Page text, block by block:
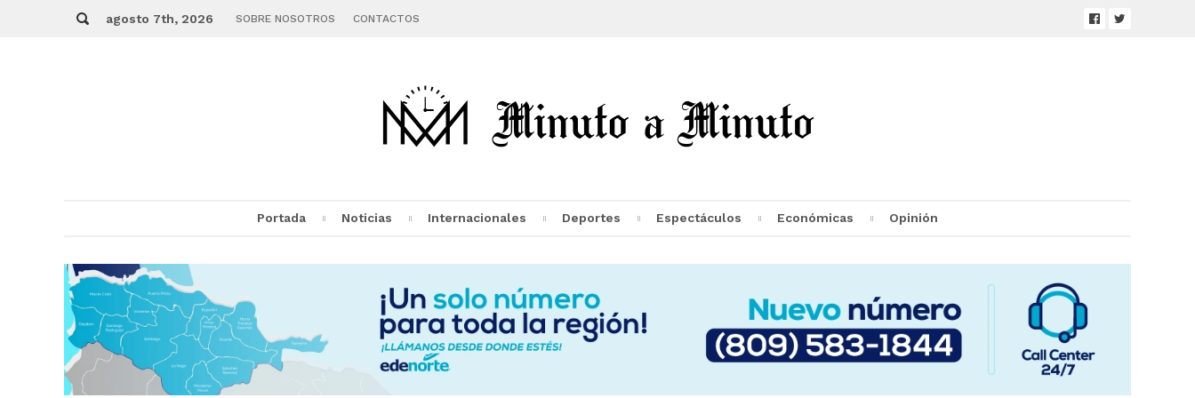
Buscar
agosto 7th, 2026 SOBRE NOSOTROS CONTACTOS
Portada Noticias Internacionales Deportes Espectáculos Económicas Opinión